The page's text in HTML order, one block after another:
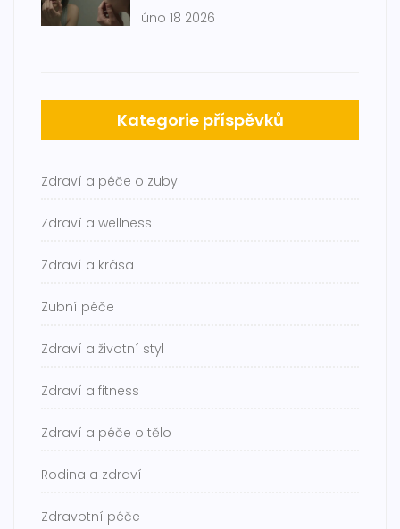
úno 18 2026
Kategorie příspěvků
Zdraví a péče o zuby
Zdraví a wellness
Zdraví a krása
Zubní péče
Zdraví a životní styl
Zdraví a fitness
Zdraví a péče o tělo
Rodina a zdraví
Zdravotní péče